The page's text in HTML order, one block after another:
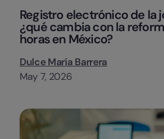
Registro electrónico de la
¿qué cambia con la
horas en México?
Dulce María Barrera
May 7, 2026